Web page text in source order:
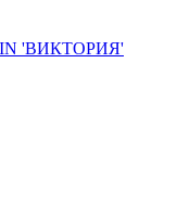
'ВИКТОРИЯ'